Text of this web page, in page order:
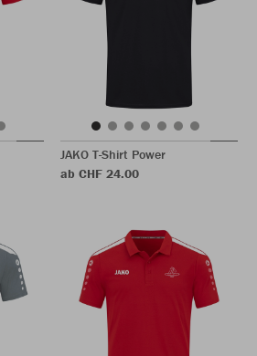
JAKO T-Shirt Power
ab CHF 24.00